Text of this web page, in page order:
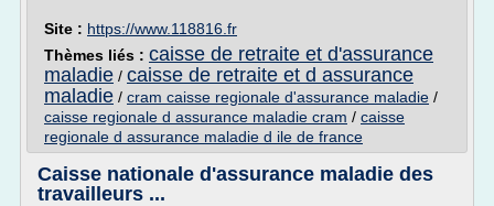
Site : https://www.118816.fr
Thèmes liés : caisse de retraite et d'assurance
maladie / caisse de retraite et d assurance
maladie / cram caisse regionale d'assurance maladie /
caisse regionale d assurance maladie cram / caisse
regionale d assurance maladie d ile de france
Caisse nationale d'assurance maladie des
travailleurs ...